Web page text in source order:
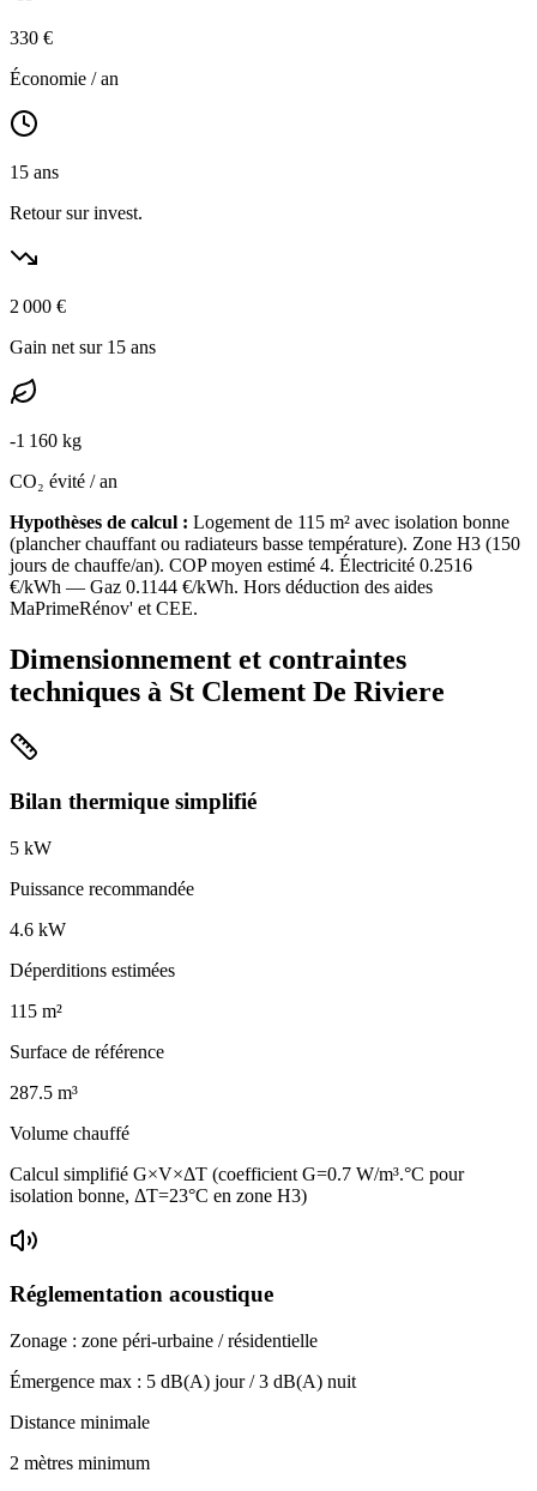
330 €
Économie / an
15 ans
Retour sur invest.
2 000 €
Gain net sur 15 ans
-1 160 kg
CO₂ évité / an
Hypothèses de calcul : Logement de 115 m² avec isolation bonne
(plancher chauffant ou radiateurs basse température). Zone H3 (150
jours de chauffe/an). COP moyen estimé 4. Électricité 0.2516
€/kWh — Gaz 0.1144 €/kWh. Hors déduction des aides
MaPrimeRénov' et CEE.
Dimensionnement et contraintes
techniques à St Clement De Riviere
Bilan thermique simplifié
5 kW
Puissance recommandée
4.6 kW
Déperditions estimées
115 m²
Surface de référence
287.5 m³
Volume chauffé
Calcul simplifié G×V×ΔT (coefficient G=0.7 W/m³.°C pour
isolation bonne, ΔT=23°C en zone H3)
Réglementation acoustique
Zonage : zone péri-urbaine / résidentielle
Émergence max : 5 dB(A) jour /3 dB(A) nuit
Distance minimale
2 mètres minimum